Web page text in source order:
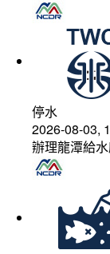
停水
2026-08-03,
辦理龍潭給